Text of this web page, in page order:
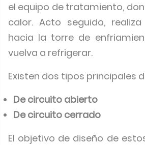
el equipo de tratamiento,
calor. Acto seguido,
hacia la torre de
vuelva a refrigerar.
Existen dos tipos principales
De circuito abierto
De circuito cerrado
El objetivo de diseño de